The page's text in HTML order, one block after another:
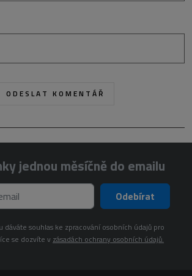
jednou měsíčně do emailu
Odebírat
dáváte souhlas ke zpracování osobních údajů pro
se dozvíte v zásadách ochrany osobních údajů.